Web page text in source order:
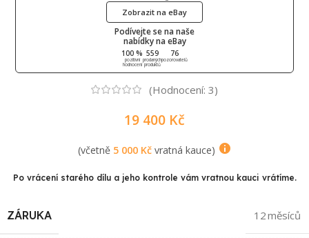
Podívejte se na naše
nabídky na eBay
100 %
pozitivní
hodnocení
559
prodaných
produktů
76
pozorovatelů
Zobrazit na eBay
(Hodnocení: 3)
19 400 Kč
(včetně 5 000 Kčvratná kauce)
Po vrácení starého dílu a jeho kontrole vám vratnou kauci vrátíme.
ZÁRUKA 12 měsíců